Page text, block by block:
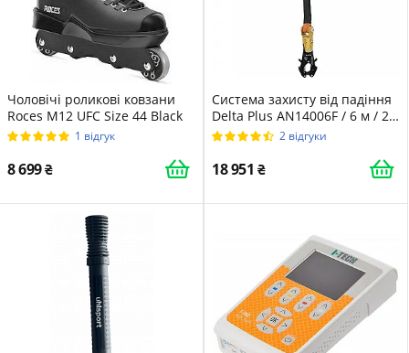
Чоловічі роликові ковзани
Roces M12 UFC Size 44 Black
1 відгук
8 699
Система захисту від падіння
Delta Plus AN14006F / 6 м / 25
мм / Помаранчевий
2 відгуки
18 951